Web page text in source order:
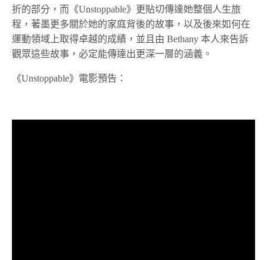
折的部分，而《Unstoppable》更貼切傳達她整個人生旅
程，著墨更多關於她的家庭背後的故事，以及後來如何在
運動領域上取得卓越的成績，並且由 Bethany 本人來告訴
觀眾這些故事，必定能傳達出更深一層的涵義。
《Unstoppable》電影預告：